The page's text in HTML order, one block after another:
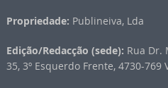
Propriedade: Publineiva, Lda
Edição/Redacção (sede): Rua Dr.
35, 3º Esquerdo Frente, 4730-769